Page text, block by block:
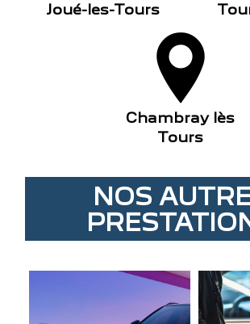
Joué-les-Tours
Chambray lès
Tours
NOS